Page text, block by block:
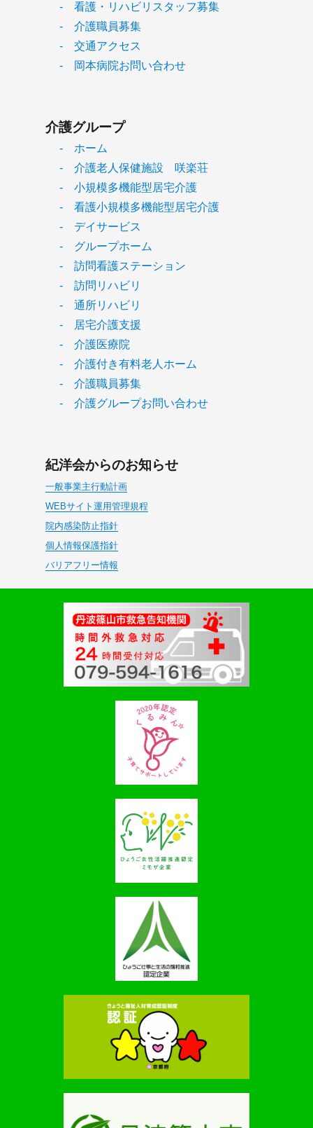
- 看護・リハビリスタッフ募集
- 介護職員募集
- 交通アクセス
- 岡本病院お問い合わせ
介護グループ
- ホーム
- 介護老人保健施設 咲楽荘
- 小規模多機能型居宅介護
- 看護小規模多機能型居宅介護
- デイサービス
- グループホーム
- 訪問看護ステーション
- 訪問リハビリ
- 通所リハビリ
- 居宅介護支援
- 介護医療院
- 介護付き有料老人ホーム
- 介護職員募集
- 介護グループお問い合わせ
紀洋会からのお知らせ
一般事業主行動計画
WEBサイト運用管理規程
院内感染防止指針
個人情報保護指針
バリアフリー情報